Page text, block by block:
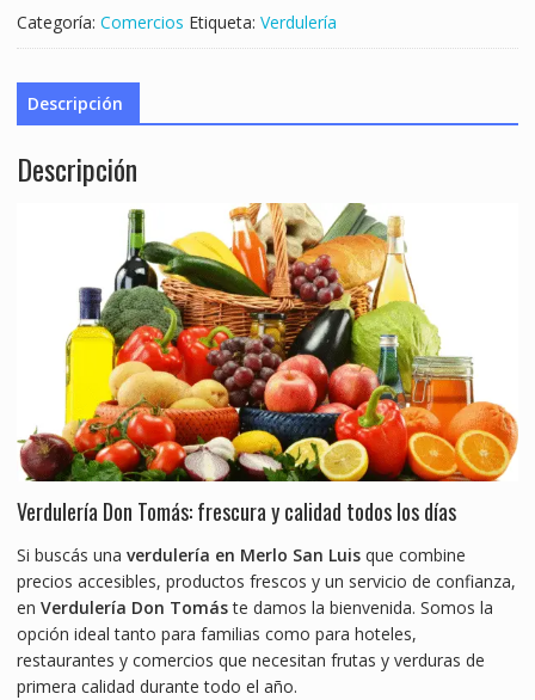
Categoría: Comercios Etiqueta: Verdulería
Descripción
Descripción
Verdulería Don Tomás: frescura y calidad todos los días
Si buscás una verdulería en Merlo San Luisque combine
precios accesibles, productos frescos y un servicio de confianza,
en Verdulería Don Tomáste damos la bienvenida. Somos la
opción ideal tanto para familias como para hoteles,
restaurantes y comercios que necesitan frutas y verduras de
primera calidad durante todo el año.